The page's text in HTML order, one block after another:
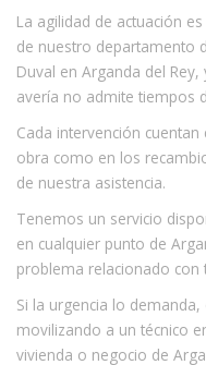
La agilidad de actuación
de nuestro departamento
Duval en Arganda del
avería no admite tiempos
Cada intervención
obra como en los
de nuestra asistencia.
Tenemos un servicio
en cualquier punto de
problema relacionado con
Si la urgencia lo
movilizando a un técnico
vivienda o negocio de